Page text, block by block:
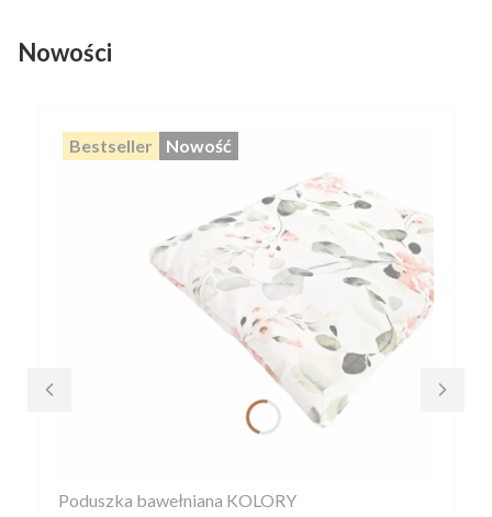
Nowości
Bestseller Nowość
Poduszka bawełniana KOLORY